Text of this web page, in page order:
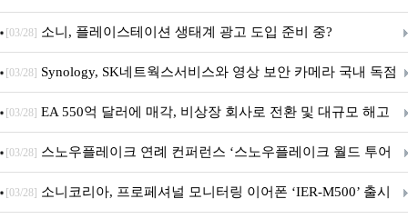
차 서비스 종료
[03/28] 소니, 플레이스테이션 생태계 광고 도입 준비 중?
[03/28] Synology, SK네트웍스서비스와 영상 보안 카메라 국내 독점
판매 파트너십 체결
[03/28] EA 550억 달러에 매각, 비상장 회사로 전환 및 대규모 해고
전망
[03/28] 스노우플레이크 연례 컨퍼런스 ‘스노우플레이크 월드 투어
서울’ 개최
[03/28] 소니코리아, 프로페셔널 모니터링 이어폰 ‘IER-M500’ 출시